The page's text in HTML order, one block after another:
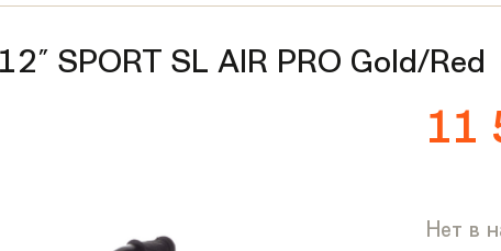
SPORT SL AIR PRO Gold/Red
11
Нет в